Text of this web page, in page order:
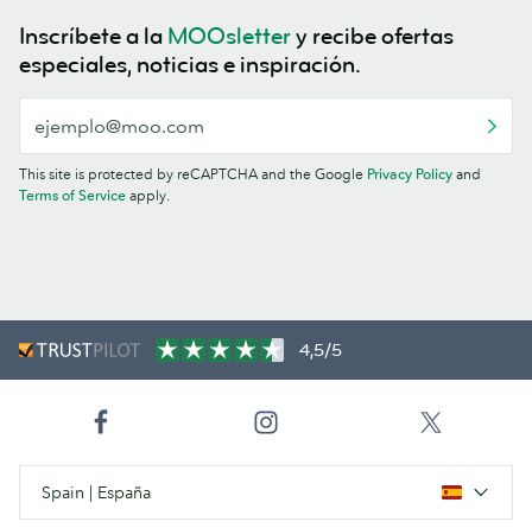
Inscríbete a la MOOslettery recibe ofertas
especiales, noticias e inspiración.
This site is protected by reCAPTCHA and the Google Privacy Policy and
Terms of Service apply.
4,5/5
Spain | España